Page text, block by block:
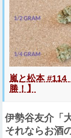
嵐と松本 #114
勝！】
伊勢谷友介「
それならお酒